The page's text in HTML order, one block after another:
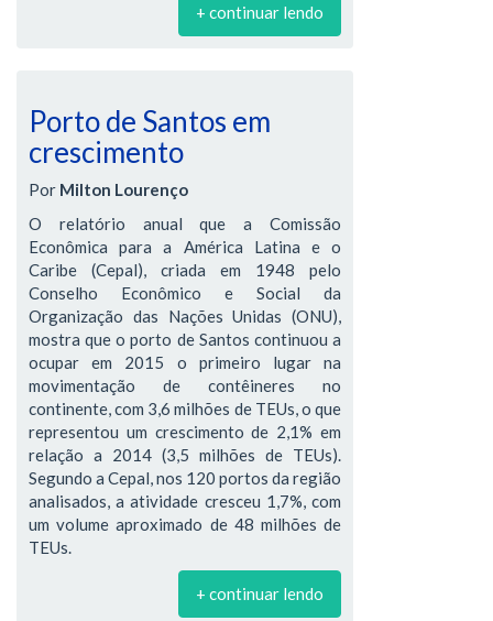
+ continuar lendo
Porto de Santos em
crescimento
Por Milton Lourenço
O relatório anual que a Comissão
Econômica para a América Latina e o
Caribe (Cepal), criada em 1948 pelo
Conselho Econômico e Social da
Organização das Nações Unidas (ONU),
mostra que o porto de Santos continuou a
ocupar em 2015 o primeiro lugar na
movimentação de contêineres no
continente, com 3,6 milhões de TEUs, o que
representou um crescimento de 2,1% em
relação a 2014 (3,5 milhões de TEUs).
Segundo a Cepal, nos 120 portos da região
analisados, a atividade cresceu 1,7%, com
um volume aproximado de 48 milhões de
TEUs.
+ continuar lendo